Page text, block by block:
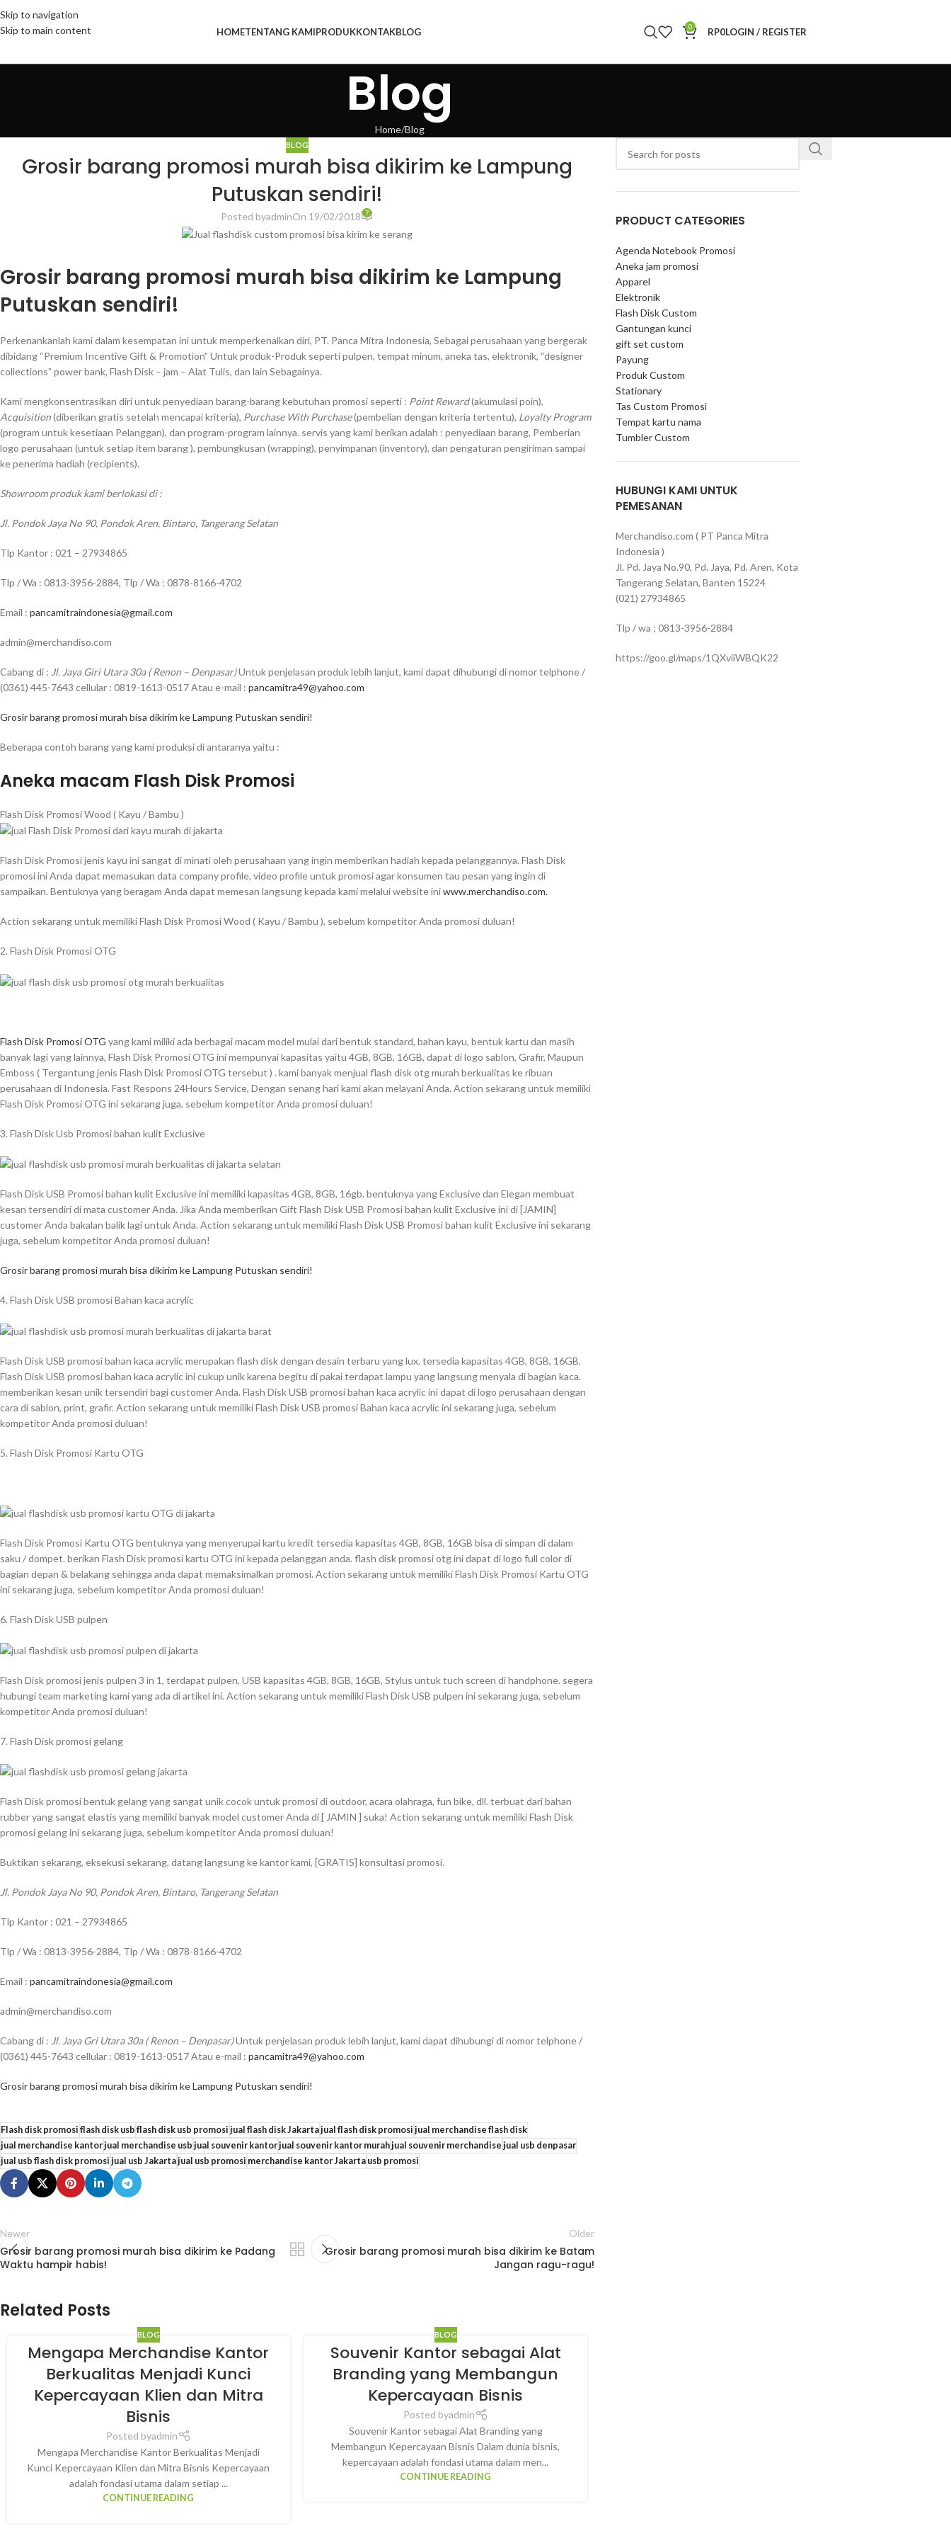
Skip to navigation
Skip to main content
HOMETENTANG KAMIPRODUKKONTAKBLOG 0 RP0LOGIN / REGISTER
Blog
Home Blog
BLOG
Grosir barang promosi murah bisa dikirim ke Lampung
Putuskan sendiri!
Posted byadminOn 19/02/2018 7
Grosir barang promosi murah bisa dikirim ke Lampung
Putuskan sendiri!
Perkenankanlah kami dalam kesempatan ini untuk memperkenalkan diri, PT. Panca Mitra Indonesia, Sebagai perusahaan yang bergerak
dibidang “Premium Incentive Gift & Promotion” Untuk produk-Produk seperti pulpen, tempat minum, aneka tas, elektronik, “designer
collections” power bank, Flash Disk – jam – Alat Tulis, dan lain Sebagainya.
Kami mengkonsentrasikan diri untuk penyediaan barang-barang kebutuhan promosi seperti : Point Reward(akumulasi poin),
Acquisition(diberikan gratis setelah mencapai kriteria), Purchase With Purchase(pembelian dengan kriteria tertentu), Loyalty Program
(program untuk kesetiaan Pelanggan), dan program-program lainnya. servis yang kami berikan adalah : penyediaan barang, Pemberian
logo perusahaan (untuk setiap item barang ), pembungkusan (wrapping), penyimpanan (inventory), dan pengaturan pengiriman sampai
ke penerima hadiah (recipients).
Showroom produk kami berlokasi di :
Jl. Pondok Jaya No 90, Pondok Aren, Bintaro, Tangerang Selatan
Tlp Kantor : 021 – 27934865
Tlp / Wa : 0813-3956-2884, Tlp / Wa : 0878-8166-4702
Email : pancamitraindonesia@gmail.com
admin@merchandiso.com
Cabang di : Jl. Jaya Giri Utara 30a ( Renon – Denpasar)Untuk penjelasan produk lebih lanjut, kami dapat dihubungi di nomor telphone /
(0361) 445-7643 cellular : 0819-1613-0517 Atau e-mail : pancamitra49@yahoo.com
Grosir barang promosi murah bisa dikirim ke Lampung Putuskan sendiri!
Beberapa contoh barang yang kami produksi di antaranya yaitu :
Aneka macam Flash Disk Promosi
Flash Disk Promosi Wood ( Kayu / Bambu )
Flash Disk Promosi jenis kayu ini sangat di minati oleh perusahaan yang ingin memberikan hadiah kepada pelanggannya. Flash Disk
promosi ini Anda dapat memasukan data company profile, video profile untuk promosi agar konsumen tau pesan yang ingin di
sampaikan. Bentuknya yang beragam Anda dapat memesan langsung kepada kami melalui website iniwww.merchandiso.com.
Action sekarang untuk memiliki Flash Disk Promosi Wood ( Kayu / Bambu ), sebelum kompetitor Anda promosi duluan!
2. Flash Disk Promosi OTG
Flash Disk Promosi OTG yang kami miliki ada berbagai macam model mulai dari bentuk standard, bahan kayu, bentuk kartu dan masih
banyak lagi yang lainnya, Flash Disk Promosi OTG ini mempunyai kapasitas yaitu 4GB, 8GB, 16GB, dapat di logo sablon, Grafir, Maupun
Emboss ( Tergantung jenis Flash Disk Promosi OTG tersebut ) . kami banyak menjual flash disk otg murah berkualitas ke ribuan
perusahaan di Indonesia. Fast Respons 24Hours Service, Dengan senang hari kami akan melayani Anda. Action sekarang untuk memiliki
Flash Disk Promosi OTG ini sekarang juga, sebelum kompetitor Anda promosi duluan!
3. Flash Disk Usb Promosi bahan kulit Exclusive
Flash Disk USB Promosi bahan kulit Exclusive ini memiliki kapasitas 4GB, 8GB, 16gb. bentuknya yang Exclusive dan Elegan membuat
kesan tersendiri di mata customer Anda. Jika Anda memberikan Gift Flash Disk USB Promosi bahan kulit Exclusive ini di [JAMIN]
customer Anda bakalan balik lagi untuk Anda. Action sekarang untuk memiliki Flash Disk USB Promosi bahan kulit Exclusive ini sekarang
juga, sebelum kompetitor Anda promosi duluan!
Grosir barang promosi murah bisa dikirim ke Lampung Putuskan sendiri!
4. Flash Disk USB promosi Bahan kaca acrylic
Flash Disk USB promosi bahan kaca acrylic merupakan flash disk dengan desain terbaru yang lux. tersedia kapasitas 4GB, 8GB, 16GB.
Flash Disk USB promosi bahan kaca acrylic ini cukup unik karena begitu di pakai terdapat lampu yang langsung menyala di bagian kaca.
memberikan kesan unik tersendiri bagi customer Anda. Flash Disk USB promosi bahan kaca acrylic ini dapat di logo perusahaan dengan
cara di sablon, print, grafir. Action sekarang untuk memiliki Flash Disk USB promosi Bahan kaca acrylic ini sekarang juga, sebelum
kompetitor Anda promosi duluan!
5. Flash Disk Promosi Kartu OTG
Flash Disk Promosi Kartu OTG bentuknya yang menyerupai kartu kredit tersedia kapasitas 4GB, 8GB, 16GB bisa di simpan di dalam
saku / dompet. berikan Flash Disk promosi kartu OTG ini kepada pelanggan anda. flash disk promosi otg ini dapat di logo full color di
bagian depan & belakang sehingga anda dapat memaksimalkan promosi. Action sekarang untuk memiliki Flash Disk Promosi Kartu OTG
ini sekarang juga, sebelum kompetitor Anda promosi duluan!
6. Flash Disk USB pulpen
Flash Disk promosi jenis pulpen 3 in 1, terdapat pulpen, USB kapasitas 4GB, 8GB, 16GB, Stylus untuk tuch screen di handphone. segera
hubungi team marketing kami yang ada di artikel ini. Action sekarang untuk memiliki Flash Disk USB pulpen ini sekarang juga, sebelum
kompetitor Anda promosi duluan!
7. Flash Disk promosi gelang
Flash Disk promosi bentuk gelang yang sangat unik cocok untuk promosi di outdoor, acara olahraga, fun bike, dll. terbuat dari bahan
rubber yang sangat elastis yang memiliki banyak model customer Anda di [ JAMIN ] suka! Action sekarang untuk memiliki Flash Disk
promosi gelang ini sekarang juga, sebelum kompetitor Anda promosi duluan!
Buktikan sekarang, eksekusi sekarang, datang langsung ke kantor kami, [GRATIS] konsultasi promosi.
Jl. Pondok Jaya No 90, Pondok Aren, Bintaro, Tangerang Selatan
Tlp Kantor : 021 – 27934865
Tlp / Wa : 0813-3956-2884, Tlp / Wa : 0878-8166-4702
Email : pancamitraindonesia@gmail.com
admin@merchandiso.com
Cabang di : Jl. Jaya Gri Utara 30a ( Renon – Denpasar)Untuk penjelasan produk lebih lanjut, kami dapat dihubungi di nomor telphone /
(0361) 445-7643 cellular : 0819-1613-0517 Atau e-mail : pancamitra49@yahoo.com
Grosir barang promosi murah bisa dikirim ke Lampung Putuskan sendiri!
Flash disk promosi flash disk usb flash disk usb promosi jual flash disk Jakartajual flash disk promosi jual merchandise flash disk
jual merchandise kantorjual merchandise usb jual souvenir kantorjual souvenir kantor murahjual souvenir merchandise jual usb denpasar
jual usb flash disk promosi jual usb Jakartajual usb promosi merchandise kantor Jakartausb promosi
Newer
Grosir barang promosi murah bisa dikirim ke Padang
Waktu hampir habis!
Older
Grosir barang promosi murah bisa dikirim ke Batam
Jangan ragu-ragu!
Related Posts
BLOG
Mengapa Merchandise Kantor
Berkualitas Menjadi Kunci
Kepercayaan Klien dan Mitra
Bisnis
Posted byadmin
Mengapa Merchandise Kantor Berkualitas Menjadi
Kunci Kepercayaan Klien dan Mitra Bisnis Kepercayaan
adalah fondasi utama dalam setiap ...
CONTINUE READING
BLOG
Souvenir Kantor sebagai Alat
Branding yang Membangun
Kepercayaan Bisnis
Posted byadmin
Souvenir Kantor sebagai Alat Branding yang
Membangun Kepercayaan Bisnis Dalam dunia bisnis,
kepercayaan adalah fondasi utama dalam men...
CONTINUE READING
PRODUCT CATEGORIES
Agenda Notebook Promosi
Aneka jam promosi
Apparel
Elektronik
Flash Disk Custom
Gantungan kunci
gift set custom
Payung
Produk Custom
Stationary
Tas Custom Promosi
Tempat kartu nama
Tumbler Custom
HUBUNGI KAMI UNTUK
PEMESANAN
Merchandiso.com ( PT Panca Mitra
Indonesia )
Jl. Pd. Jaya No.90, Pd. Jaya, Pd. Aren, Kota
Tangerang Selatan, Banten 15224
(021) 27934865
Tlp / wa ; 0813-3956-2884
https://goo.gl/maps/1QXviiWBQK22